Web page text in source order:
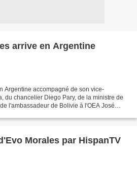
arrive en Argentine
Argentine accompagné de son vice-
du chancelier Diego Pary, de la ministre de
l'ambassadeur de Bolivie à l'OEA José
Morales par HispanTV